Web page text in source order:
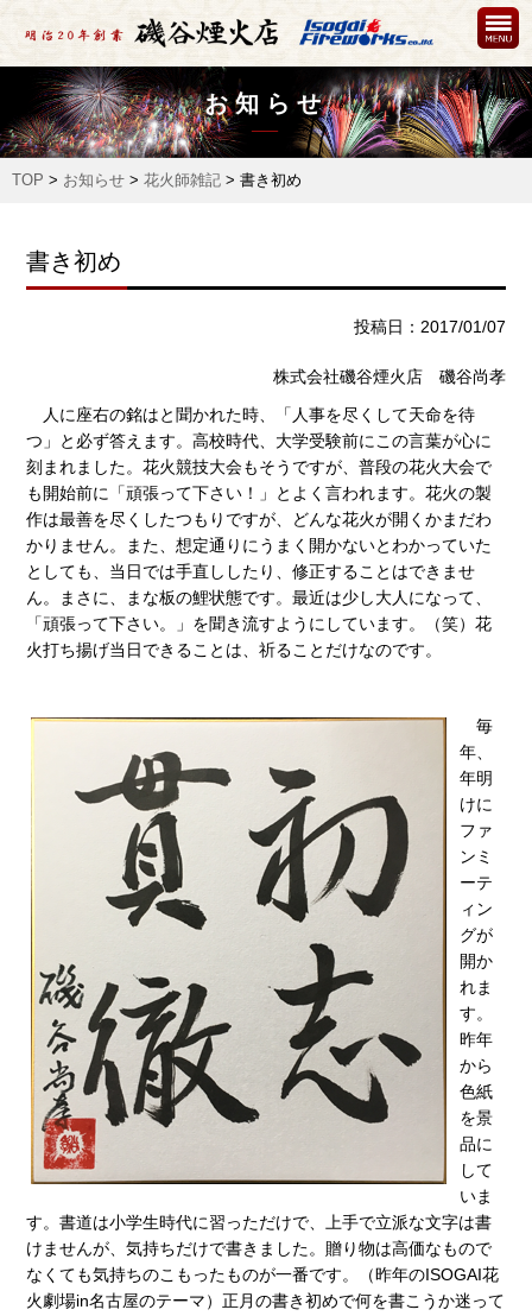
お知らせ
TOP > お知らせ > 花火師雑記 > 書き初め
書き初め
投稿日：2017/01/07
株式会社磯谷煙火店 磯谷尚孝
人に座右の銘はと聞かれた時、「人事を尽くして天命を待
つ」と必ず答えます。高校時代、大学受験前にこの言葉が心に
刻まれました。花火競技大会もそうですが、普段の花火大会で
も開始前に「頑張って下さい！」とよく言われます。花火の製
作は最善を尽くしたつもりですが、どんな花火が開くかまだわ
かりません。また、想定通りにうまく開かないとわかっていた
としても、当日では手直ししたり、修正することはできませ
ん。まさに、まな板の鯉状態です。最近は少し大人になって、
「頑張って下さい。」を聞き流すようにしています。（笑）花
火打ち揚げ当日できることは、祈ることだけなのです。
毎
年、
年明
けに
ファ
ンミ
ーテ
ィン
グが
開か
れま
す。
昨年
から
色紙
を景
品に
して
いま
す。書道は小学生時代に習っただけで、上手で立派な文字は書
けませんが、気持ちだけで書きました。贈り物は高価なもので
なくても気持ちのこもったものが一番です。（昨年のISOGAI花
火劇場in名古屋のテーマ）正月の書き初めで何を書こうか迷って